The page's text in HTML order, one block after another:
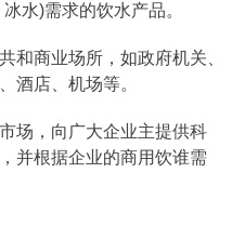
水)需求的饮水产品。
和商业场所，如政府机关、
酒店、机场等。
场，向广大企业主提供科
并根据企业的商用饮谁需